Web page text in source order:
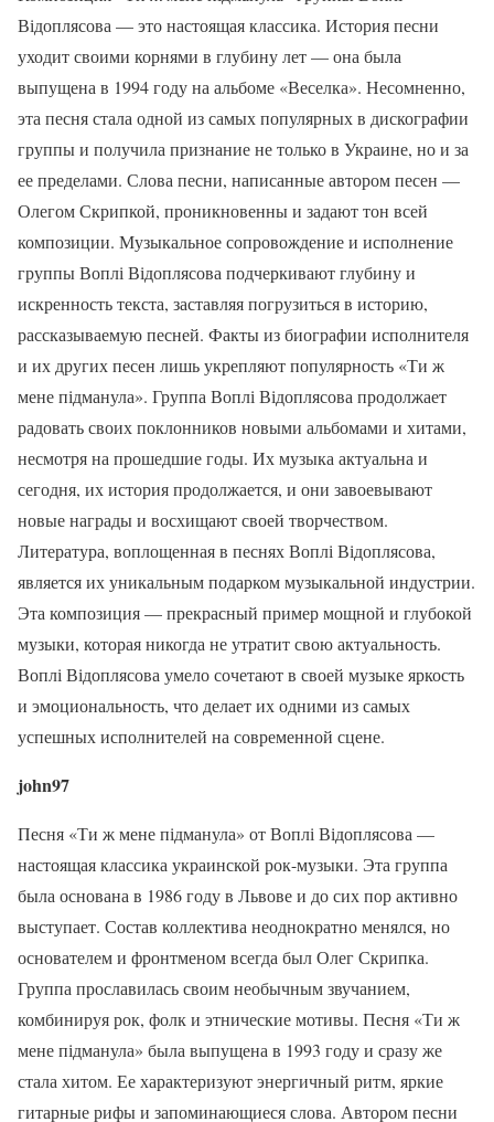
Відоплясова — это настоящая классика. История песни
уходит своими корнями в глубину лет — она была
выпущена в 1994 году на альбоме «Веселка». Несомненно,
эта песня стала одной из самых популярных в дискографии
группы и получила признание не только в Украине, но и за
ее пределами. Слова песни, написанные автором песен —
Олегом Скрипкой, проникновенны и задают тон всей
композиции. Музыкальное сопровождение и исполнение
группы Воплі Відоплясова подчеркивают глубину и
искренность текста, заставляя погрузиться в историю,
рассказываемую песней. Факты из биографии исполнителя
и их других песен лишь укрепляют популярность «Ти ж
мене підманула». Группа Воплі Відоплясова продолжает
радовать своих поклонников новыми альбомами и хитами,
несмотря на прошедшие годы. Их музыка актуальна и
сегодня, их история продолжается, и они завоевывают
новые награды и восхищают своей творчеством.
Литература, воплощенная в песнях Воплі Відоплясова,
является их уникальным подарком музыкальной индустрии.
Эта композиция — прекрасный пример мощной и глубокой
музыки, которая никогда не утратит свою актуальность.
Воплі Відоплясова умело сочетают в своей музыке яркость
и эмоциональность, что делает их одними из самых
успешных исполнителей на современной сцене.
john97
Песня «Ти ж мене підманула» от Воплі Відоплясова —
настоящая классика украинской рок-музыки. Эта группа
была основана в 1986 году в Львове и до сих пор активно
выступает. Состав коллектива неоднократно менялся, но
основателем и фронтменом всегда был Олег Скрипка.
Группа прославилась своим необычным звучанием,
комбинируя рок, фолк и этнические мотивы. Песня «Ти ж
мене підманула» была выпущена в 1993 году и сразу же
стала хитом. Ее характеризуют энергичный ритм, яркие
гитарные рифы и запоминающиеся слова. Автором песни